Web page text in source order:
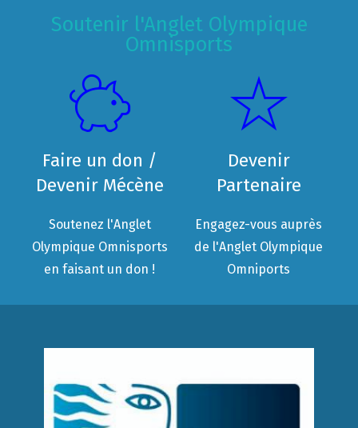
Soutenir l'Anglet Olympique
Omnisports
Faire un don /
Devenir Mécène
Soutenez l'Anglet
Olympique Omnisports
en faisant un don !
Devenir
Partenaire
Engagez-vous auprès
de l'Anglet Olympique
Omniports